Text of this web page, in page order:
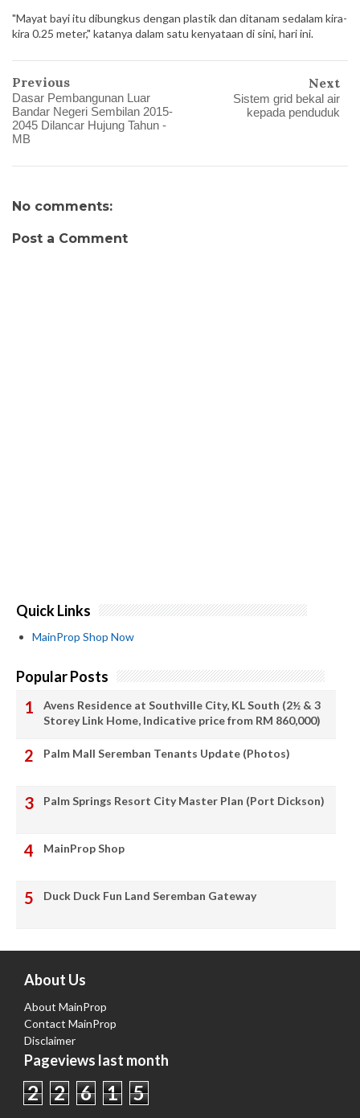
"Mayat bayi itu dibungkus dengan plastik dan ditanam sedalam kira-
kira 0.25 meter," katanya dalam satu kenyataan di sini, hari ini.
Previous
Dasar Pembangunan Luar
Bandar Negeri Sembilan 2015-
2045 Dilancar Hujung Tahun -
MB
Next
Sistem grid bekal air
kepada penduduk
No comments:
Post a Comment
Quick Links
MainProp Shop Now
Popular Posts
Avens Residence at Southville City, KL South (2½ & 3
Storey Link Home, Indicative price from RM 860,000)
Palm Mall Seremban Tenants Update (Photos)
Palm Springs Resort City Master Plan (Port Dickson)
MainProp Shop
Duck Duck Fun Land Seremban Gateway
About Us
About MainProp
Contact MainProp
Disclaimer
Pageviews last month
2 2 6 1 5